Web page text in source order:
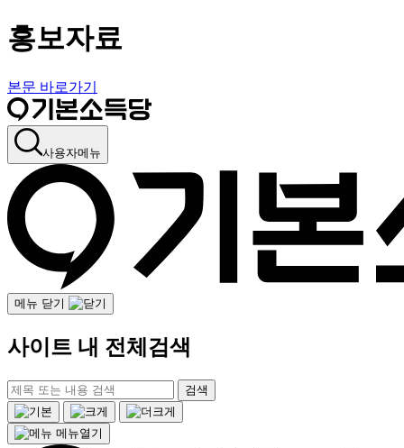
홍보자료
본문 바로가기
사용자메뉴
메뉴 닫기
사이트 내 전체검색
검색
메뉴열기